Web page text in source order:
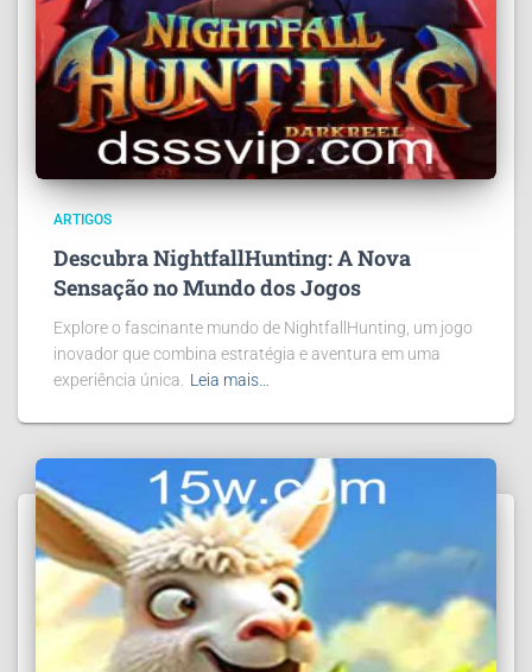
ARTIGOS
Descubra NightfallHunting: A Nova
Sensação no Mundo dos Jogos
Explore o fascinante mundo de NightfallHunting, um jogo
inovador que combina estratégia e aventura em uma
experiência única.
Leia mais…